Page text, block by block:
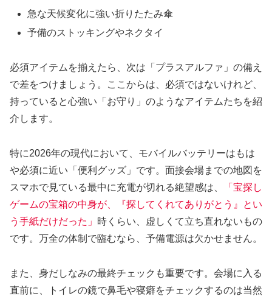
急な天候変化に強い折りたたみ傘
予備のストッキングやネクタイ
必須アイテムを揃えたら、次は「プラスアルファ」の備え
で差をつけましょう。ここからは、必須ではないけれど、
持っていると心強い「お守り」のようなアイテムたちを紹
介します。
特に2026年の現代において、モバイルバッテリーはもは
や必須に近い「便利グッズ」です。面接会場までの地図を
スマホで見ている最中に充電が切れる絶望感は、
「宝探し
ゲームの宝箱の中身が、『探してくれてありがとう』とい
う手紙だけだった」 時くらい、虚しくて立ち直れないもの
です。万全の体制で臨むなら、予備電源は欠かせません。
また、身だしなみの最終チェックも重要です。会場に入る
直前に、トイレの鏡で鼻毛や寝癖をチェックするのは当然